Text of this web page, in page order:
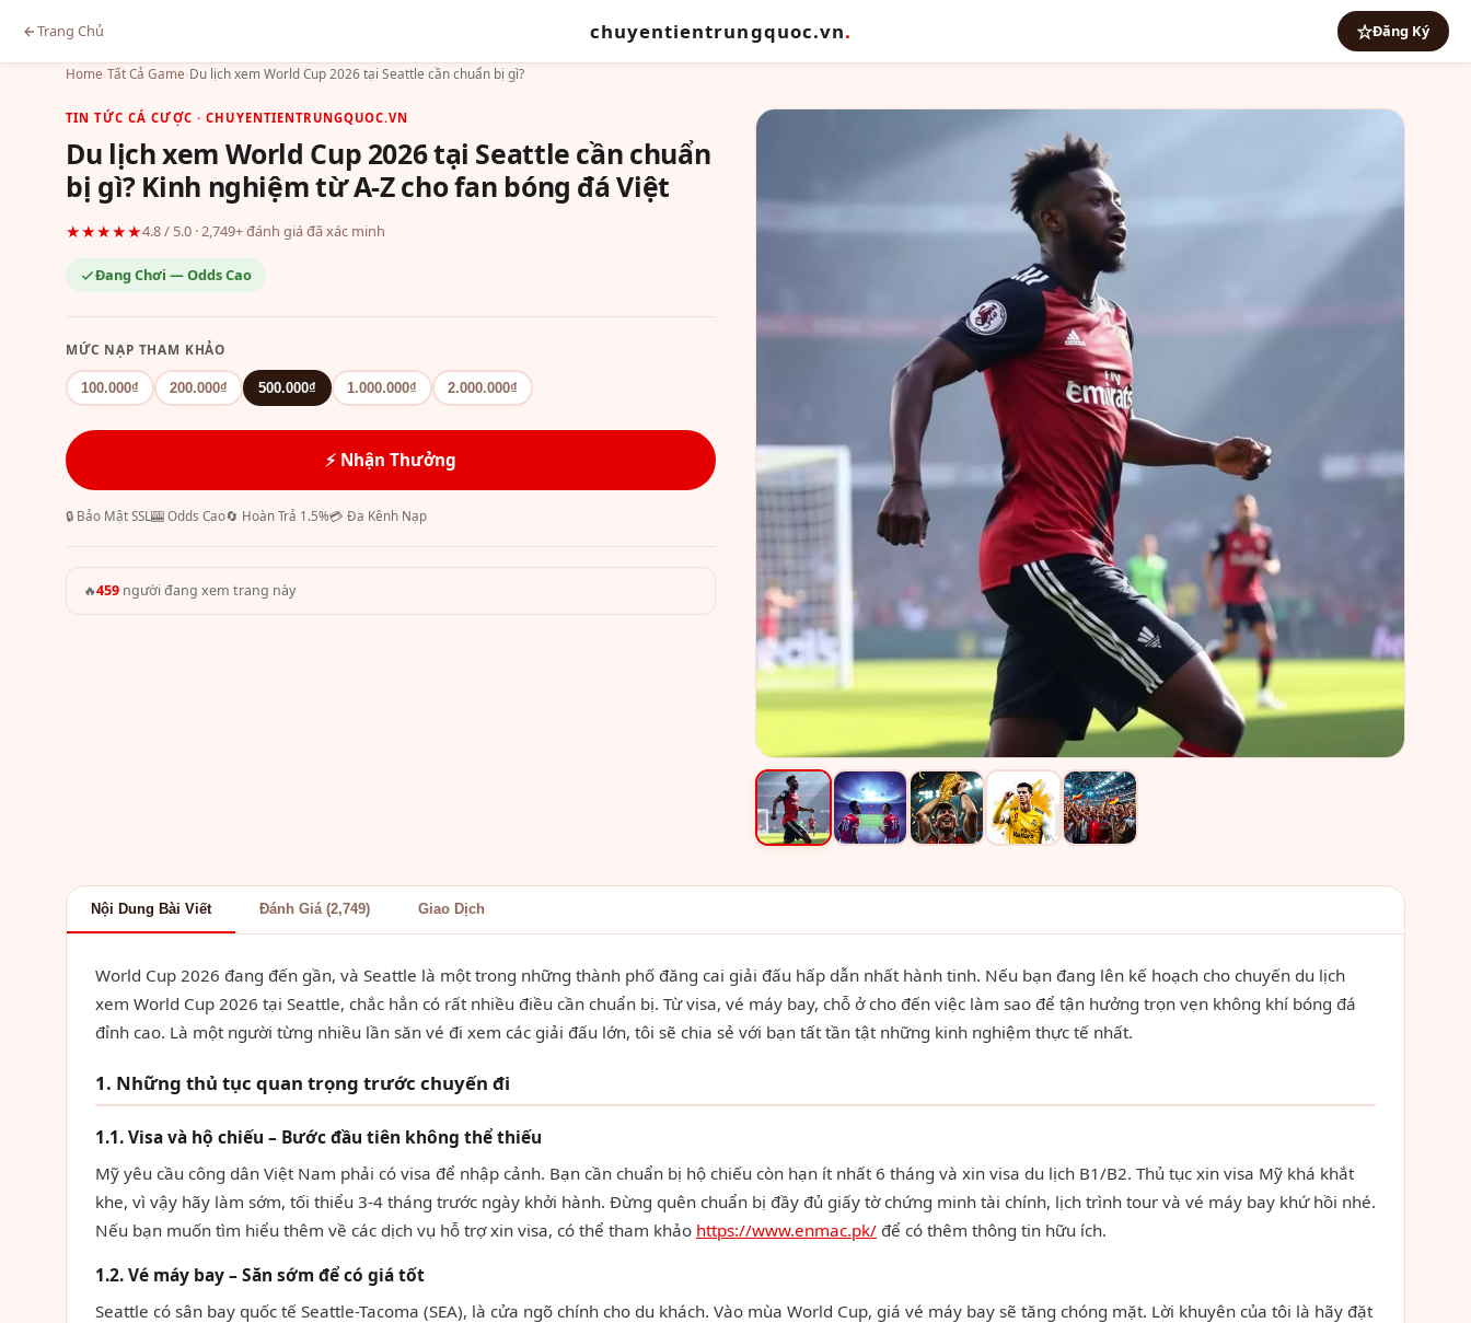
Trang Chủ chuyentientrungquoc.vn. Đăng Ký
Home›Tất Cả Game›Du lịch xem World Cup 2026 tại Seattle cần chuẩn bị gì?
TIN TỨC CÁ CƯỢC · CHUYENTIENTRUNGQUOC.VN
Du lịch xem World Cup 2026 tại Seattle cần chuẩn
bị gì? Kinh nghiệm từ A-Z cho fan bóng đá Việt
★★★★★4.8 / 5.0 · 2,749+ đánh giá đã xác minh
Đang Chơi — Odds Cao
MỨC NẠP THAM KHẢO
100.000₫ 200.000₫ 500.000₫ 1.000.000₫ 2.000.000₫
⚡ Nhận Thưởng
🔒 Bảo Mật SSL🎰 Odds Cao🔄 Hoàn Trả 1.5%💳 Đa Kênh Nạp
🔥459 người đang xem trang này
Nội Dung Bài Viết Đánh Giá (2,749) Giao Dịch
World Cup 2026 đang đến gần, và Seattle là một trong những thành phố đăng cai giải đấu hấp dẫn nhất hành tinh. Nếu bạn đang lên kế hoạch cho chuyến du lịch
xem World Cup 2026 tại Seattle, chắc hẳn có rất nhiều điều cần chuẩn bị. Từ visa, vé máy bay, chỗ ở cho đến việc làm sao để tận hưởng trọn vẹn không khí bóng đá
đỉnh cao. Là một người từng nhiều lần săn vé đi xem các giải đấu lớn, tôi sẽ chia sẻ với bạn tất tần tật những kinh nghiệm thực tế nhất.
1. Những thủ tục quan trọng trước chuyến đi
1.1. Visa và hộ chiếu – Bước đầu tiên không thể thiếu
Mỹ yêu cầu công dân Việt Nam phải có visa để nhập cảnh. Bạn cần chuẩn bị hộ chiếu còn hạn ít nhất 6 tháng và xin visa du lịch B1/B2. Thủ tục xin visa Mỹ khá khắt
khe, vì vậy hãy làm sớm, tối thiểu 3-4 tháng trước ngày khởi hành. Đừng quên chuẩn bị đầy đủ giấy tờ chứng minh tài chính, lịch trình tour và vé máy bay khứ hồi nhé.
Nếu bạn muốn tìm hiểu thêm về các dịch vụ hỗ trợ xin visa, có thể tham khảo https://www.enmac.pk/ để có thêm thông tin hữu ích.
1.2. Vé máy bay – Săn sớm để có giá tốt
Seattle có sân bay quốc tế Seattle-Tacoma (SEA), là cửa ngõ chính cho du khách. Vào mùa World Cup, giá vé máy bay sẽ tăng chóng mặt. Lời khuyên của tôi là hãy đặt